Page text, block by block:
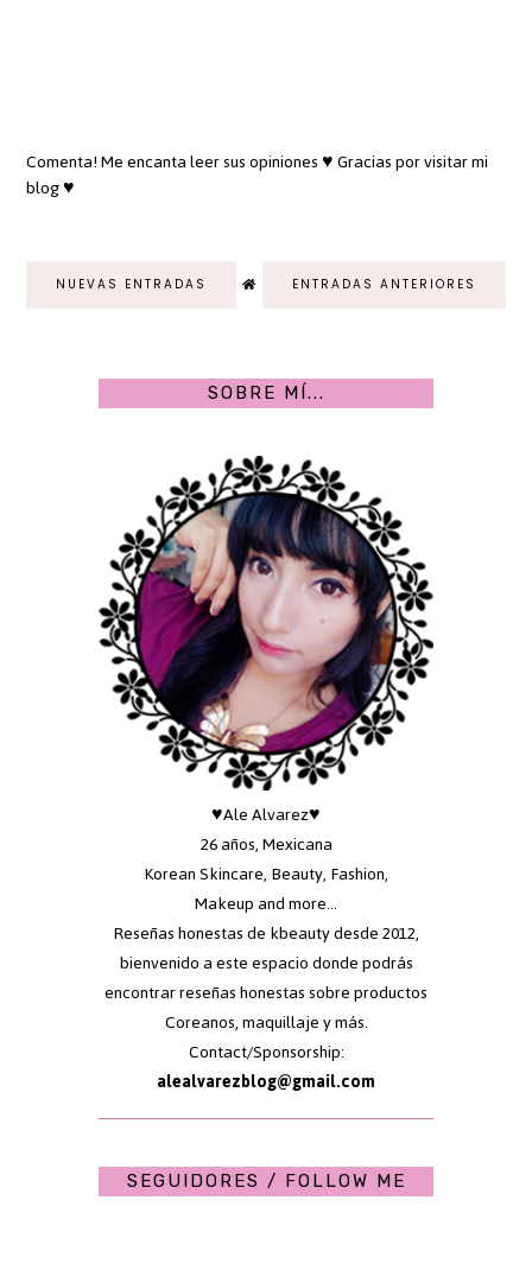
Comenta! Me encanta leer sus opiniones ♥ Gracias por visitar mi
blog ♥
NUEVAS ENTRADAS ENTRADAS ANTERIORES
SOBRE MÍ...
♥Ale Alvarez♥
26 años, Mexicana
Korean Skincare, Beauty, Fashion,
Makeup and more...
Reseñas honestas de kbeauty desde 2012,
bienvenido a este espacio donde podrás
encontrar reseñas honestas sobre productos
Coreanos, maquillaje y más.
Contact/Sponsorship:
alealvarezblog@gmail.com
SEGUIDORES / FOLLOW ME